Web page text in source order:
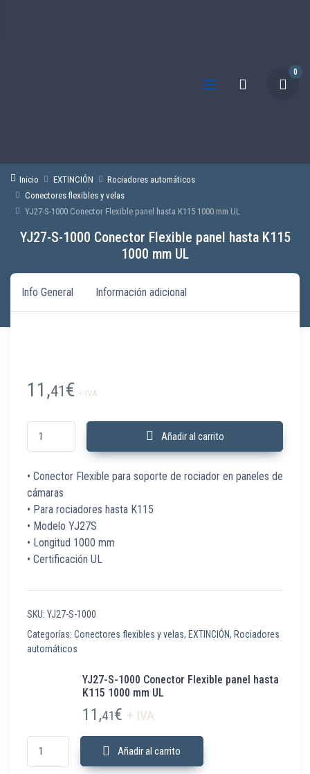
0
Inicio EXTINCIÓN
Rociadores automáticos
Conectores flexibles y velas
YJ27-S-1000 Conector Flexible panel hasta K115 1000 mm UL
YJ27-S-1000 Conector Flexible panel hasta K115
1000 mm UL
Info General Información adicional
11,41€ + IVA
YJ27-S-1000 Conector Flexible panel hasta K115 1000 mm UL cantidad
Añadir al carrito
• Conector Flexible para soporte de rociador en paneles de
cámaras
• Para rociadores hasta K115
• Modelo YJ27S
• Longitud 1000 mm
• Certificación UL
SKU: YJ27-S-1000
Categorías: Conectores flexibles y velas, EXTINCIÓN, Rociadores
automáticos
YJ27-S-1000 Conector Flexible panel hasta
K115 1000 mm UL
11,41€ + IVA
YJ27-S-1000 Conector Flexible panel hasta K115 1000 mm UL cantidad
Añadir al carrito